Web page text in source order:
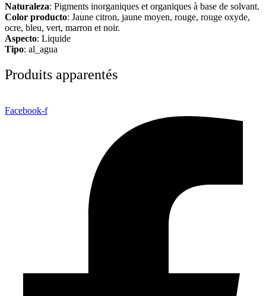
Naturaleza: Pigments inorganiques et organiques à base de solvant.
Color producto: Jaune citron, jaune moyen, rouge, rouge oxyde,
ocre, bleu, vert, marron et noir.
Aspecto: Liquide
Tipo: al_agua
Produits apparentés
Facebook-f